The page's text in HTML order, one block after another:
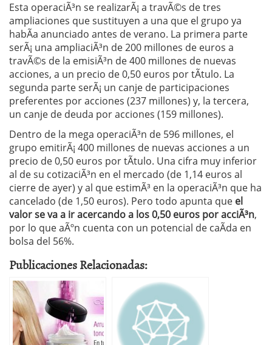
Esta operaciÃ³n se realizarÃ¡ a travÃ©s de tres
ampliaciones que sustituyen a una que el grupo ya
habÃ­a anunciado antes de verano. La primera parte
serÃ¡ una ampliaciÃ³n de 200 millones de euros a
travÃ©s de la emisiÃ³n de 400 millones de nuevas
acciones, a un precio de 0,50 euros por tÃ­tulo. La
segunda parte serÃ¡ un canje de participaciones
preferentes por acciones (237 millones) y, la tercera,
un canje de deuda por acciones (159 millones).
Dentro de la mega operaciÃ³n de 596 millones, el
grupo emitirÃ¡ 400 millones de nuevas acciones a un
precio de 0,50 euros por tÃ­tulo. Una cifra muy inferior
al de su cotizaciÃ³n en el mercado (de 1,14 euros al
cierre de ayer) y al que estimÃ³ en la operaciÃ³n que ha
cancelado (de 1,50 euros). Pero todo apunta que el
valor se va a ir acercando a los 0,50 euros por acciÃ³n,
por lo que aÃºn cuenta con un potencial de caÃ­da en
bolsa del 56%.
Publicaciones Relacionadas: